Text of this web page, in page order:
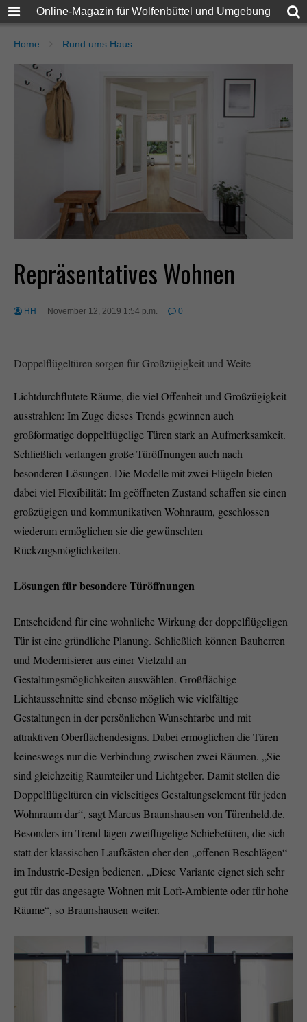
Online-Magazin für Wolfenbüttel und Umgebung
Home Rund ums Haus
Repräsentatives Wohnen
HH November 12, 2019 1:54 p.m. 0
Doppelflügeltüren sorgen für Großzügigkeit und Weite
Lichtdurchflutete Räume, die viel Offenheit und Großzügigkeit
ausstrahlen: Im Zuge dieses Trends gewinnen auch
großformatige doppelflügelige Türen stark an Aufmerksamkeit.
Schließlich verlangen große Türöffnungen auch nach
besonderen Lösungen. Die Modelle mit zwei Flügeln bieten
dabei viel Flexibilität: Im geöffneten Zustand schaffen sie einen
großzügigen und kommunikativen Wohnraum, geschlossen
wiederum ermöglichen sie die gewünschten
Rückzugsmöglichkeiten.
Lösungen für besondere Türöffnungen
Entscheidend für eine wohnliche Wirkung der doppelflügeligen
Tür ist eine gründliche Planung. Schließlich können Bauherren
und Modernisierer aus einer Vielzahl an
Gestaltungsmöglichkeiten auswählen. Großflächige
Lichtausschnitte sind ebenso möglich wie vielfältige
Gestaltungen in der persönlichen Wunschfarbe und mit
attraktiven Oberflächendesigns. Dabei ermöglichen die Türen
keineswegs nur die Verbindung zwischen zwei Räumen. „Sie
sind gleichzeitig Raumteiler und Lichtgeber. Damit stellen die
Doppelflügeltüren ein vielseitiges Gestaltungselement für jeden
Wohnraum dar“, sagt Marcus Braunshausen von Türenheld.de.
Besonders im Trend lägen zweiflügelige Schiebetüren, die sich
statt der klassischen Laufkästen eher den „offenen Beschlägen“
im Industrie-Design bedienen. „Diese Variante eignet sich sehr
gut für das angesagte Wohnen mit Loft-Ambiente oder für hohe
Räume“, so Braunshausen weiter.